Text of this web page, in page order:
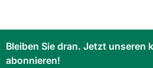
Rektifizierung: Ja
Bleiben Sie dran. Jetzt unseren
abonnieren!